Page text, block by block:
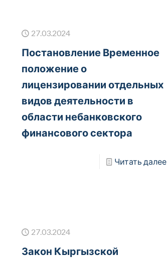
27.03.2024
Постановление Временное
положение о
лицензировании отдельных
видов деятельности в
области небанковского
финансового сектора
Читать далее
27.03.2024
Закон Кыргызской